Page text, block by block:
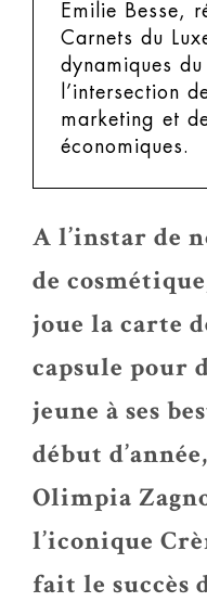
Emilie Besse,
Carnets du
dynamiques
l’intersection
marketing et
économiques.
A l’instar de
de
joue la carte
capsule pour
jeune à ses
début
Olimpia
l’iconique
fait le succès